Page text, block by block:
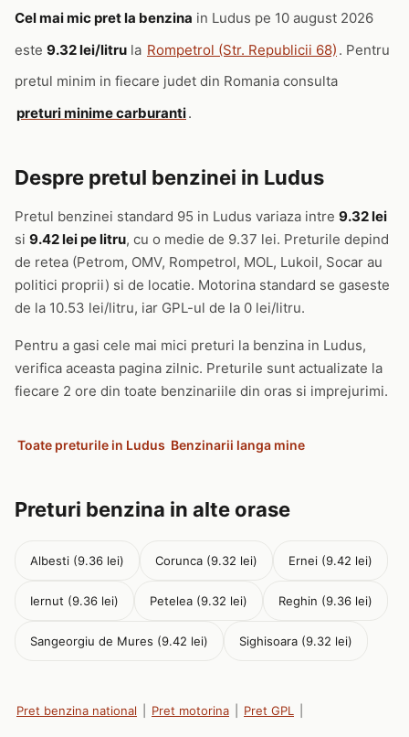
Cel mai mic pret la benzina in Ludus pe 10 august 2026
este 9.32 lei/litru la Rompetrol (Str. Republicii 68) . Pentru
pretul minim in fiecare judet din Romania consulta
preturi minime carburanti.
Despre pretul benzinei in Ludus
Pretul benzinei standard 95 in Ludus variaza intre 9.32 lei
si 9.42 lei pe litru, cu o medie de 9.37 lei. Preturile depind
de retea (Petrom, OMV, Rompetrol, MOL, Lukoil, Socar au
politici proprii) si de locatie. Motorina standard se gaseste
de la 10.53 lei/litru, iar GPL-ul de la 0 lei/litru.
Pentru a gasi cele mai mici preturi la benzina in Ludus,
verifica aceasta pagina zilnic. Preturile sunt actualizate la
fiecare 2 ore din toate benzinariile din oras si imprejurimi.
Toate preturile in Ludus Benzinarii langa mine
Preturi benzina in alte orase
Albesti (9.36 lei) Corunca (9.32 lei) Ernei (9.42 lei)
Iernut (9.36 lei) Petelea (9.32 lei) Reghin (9.36 lei)
Sangeorgiu de Mures (9.42 lei) Sighisoara (9.32 lei)
Pret benzina national Pret motorina Pret GPL